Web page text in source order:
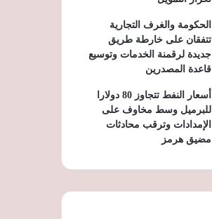
الحكومة والغرف التجارية
تتفقان على خارطة طريق
جديدة لرقمنة الخدمات وتوسيع
قاعدة المصدرين
أسعار النفط تتجاوز 80 دولارا
للبرميل وسط مخاوف على
الإمدادات وترقب محادثات
مضيق هرمز